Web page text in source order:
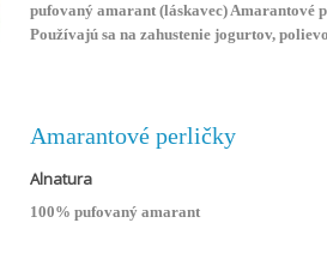
pufovaný amarant (láskavec) Amarantové
Používajú sa na zahustenie jogurtov,
Amarantové perličky
Alnatura
100% pufovaný amarant